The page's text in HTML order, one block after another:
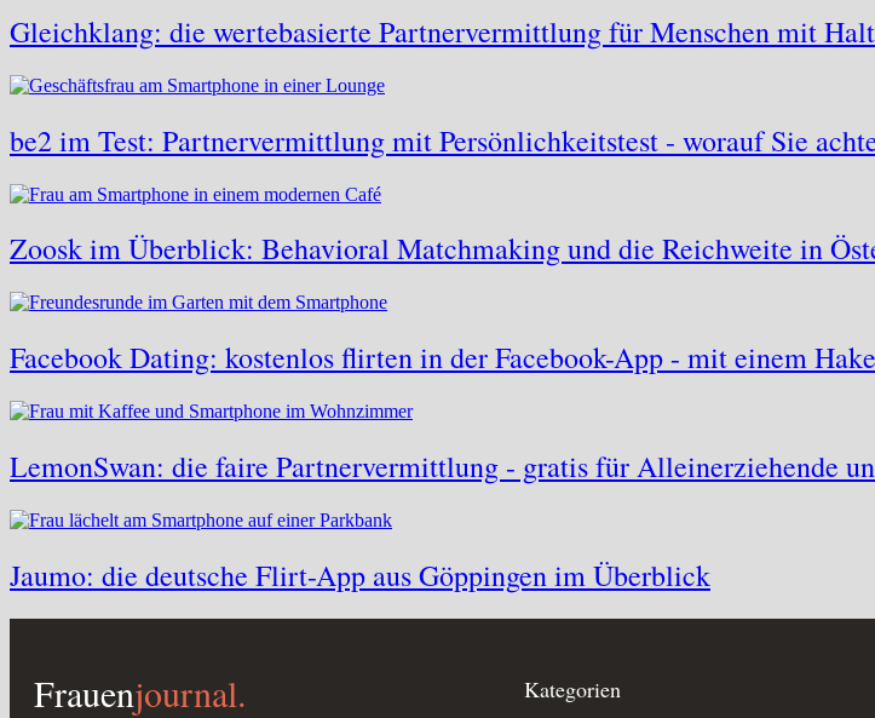
Gleichklang: die wertebasierte Partnervermittlung für Menschen mit
be2 im Test: Partnervermittlung mit Persönlichkeitstest - worauf Sie
Zoosk im Überblick: Behavioral Matchmaking und die Reichweite in
Facebook Dating: kostenlos flirten in der Facebook-App - mit einem
LemonSwan: die faire Partnervermittlung - gratis für Alleinerziehende
Jaumo: die deutsche Flirt-App aus Göppingen im Überblick
Frauenjournal. Kategorien